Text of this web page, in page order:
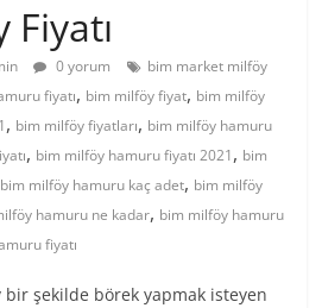
0 yorum
bim market milföy
fiyatı, bim milföy fiyat, bim milföy
, bim milföy fiyatları, bim milföy hamuru
, bim milföy hamuru fiyatı 2021, bim
bim milföy hamuru kaç adet, bim milföy
hamuru ne kadar, bim milföy hamuru
fiyatı
bir şekilde börek yapmak isteyen